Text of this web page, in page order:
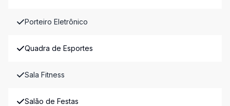
Porteiro Eletrônico
Quadra de Esportes
Sala Fitness
Salão de Festas